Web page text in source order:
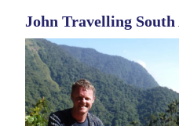
John Travelling